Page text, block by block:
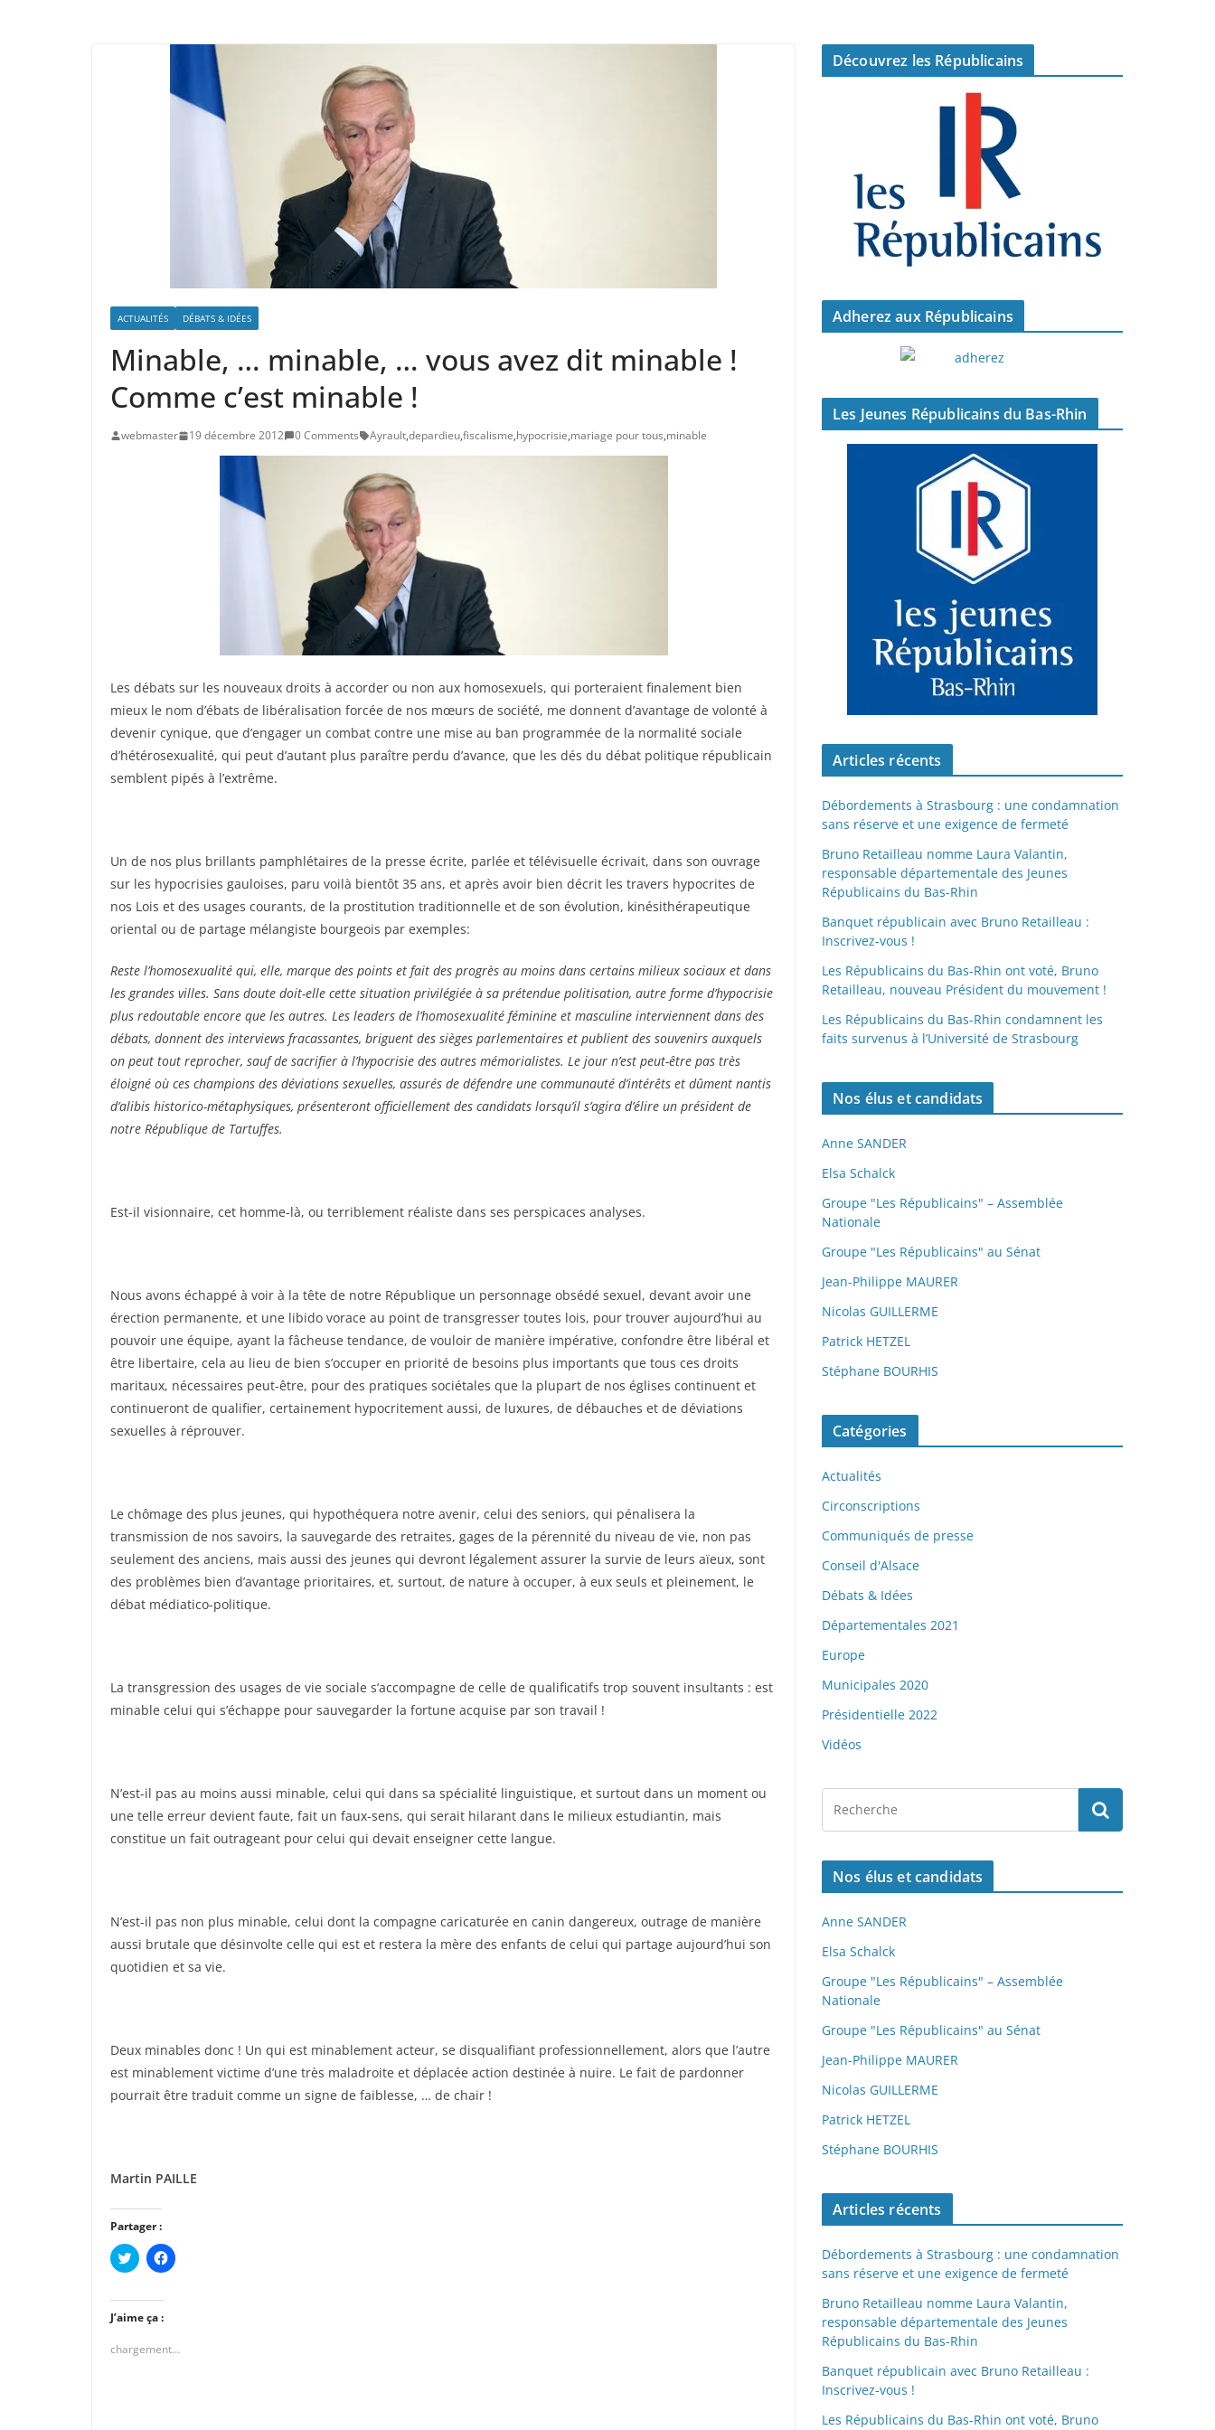
ACTUALITÉS DÉBATS & IDÉES
Minable, … minable, … vous avez dit minable !
Comme c’est minable !
webmaster 19 décembre 2012 0 Comments Ayrault,depardieu,fiscalisme,hypocrisie,mariage pour tous,minable
Les débats sur les nouveaux droits à accorder ou non aux homosexuels, qui porteraient finalement bien
mieux le nom d’ébats de libéralisation forcée de nos mœurs de société, me donnent d’avantage de volonté à
devenir cynique, que d’engager un combat contre une mise au ban programmée de la normalité sociale
d’hétérosexualité, qui peut d’autant plus paraître perdu d’avance, que les dés du débat politique républicain
semblent pipés à l’extrême.
Un de nos plus brillants pamphlétaires de la presse écrite, parlée et télévisuelle écrivait, dans son ouvrage
sur les hypocrisies gauloises, paru voilà bientôt 35 ans, et après avoir bien décrit les travers hypocrites de
nos Lois et des usages courants, de la prostitution traditionnelle et de son évolution, kinésithérapeutique
oriental ou de partage mélangiste bourgeois par exemples:
Reste l’homosexualité qui, elle, marque des points et fait des progrès au moins dans certains milieux sociaux et dans
les grandes villes. Sans doute doit-elle cette situation privilégiée à sa prétendue politisation, autre forme d’hypocrisie
plus redoutable encore que les autres. Les leaders de l’homosexualité féminine et masculine interviennent dans des
débats, donnent des interviews fracassantes, briguent des sièges parlementaires et publient des souvenirs auxquels
on peut tout reprocher, sauf de sacrifier à l’hypocrisie des autres mémorialistes. Le jour n’est peut-être pas très
éloigné où ces champions des déviations sexuelles, assurés de défendre une communauté d’intérêts et dûment nantis
d’alibis historico-métaphysiques, présenteront officiellement des candidats lorsqu’il s’agira d’élire un président de
notre République de Tartuffes.
Est-il visionnaire, cet homme-là, ou terriblement réaliste dans ses perspicaces analyses.
Nous avons échappé à voir à la tête de notre République un personnage obsédé sexuel, devant avoir une
érection permanente, et une libido vorace au point de transgresser toutes lois, pour trouver aujourd’hui au
pouvoir une équipe, ayant la fâcheuse tendance, de vouloir de manière impérative, confondre être libéral et
être libertaire, cela au lieu de bien s’occuper en priorité de besoins plus importants que tous ces droits
maritaux, nécessaires peut-être, pour des pratiques sociétales que la plupart de nos églises continuent et
continueront de qualifier, certainement hypocritement aussi, de luxures, de débauches et de déviations
sexuelles à réprouver.
Le chômage des plus jeunes, qui hypothéquera notre avenir, celui des seniors, qui pénalisera la
transmission de nos savoirs, la sauvegarde des retraites, gages de la pérennité du niveau de vie, non pas
seulement des anciens, mais aussi des jeunes qui devront légalement assurer la survie de leurs aïeux, sont
des problèmes bien d’avantage prioritaires, et, surtout, de nature à occuper, à eux seuls et pleinement, le
débat médiatico-politique.
La transgression des usages de vie sociale s’accompagne de celle de qualificatifs trop souvent insultants : est
minable celui qui s’échappe pour sauvegarder la fortune acquise par son travail !
N’est-il pas au moins aussi minable, celui qui dans sa spécialité linguistique, et surtout dans un moment ou
une telle erreur devient faute, fait un faux-sens, qui serait hilarant dans le milieux estudiantin, mais
constitue un fait outrageant pour celui qui devait enseigner cette langue.
N’est-il pas non plus minable, celui dont la compagne caricaturée en canin dangereux, outrage de manière
aussi brutale que désinvolte celle qui est et restera la mère des enfants de celui qui partage aujourd’hui son
quotidien et sa vie.
Deux minables donc ! Un qui est minablement acteur, se disqualifiant professionnellement, alors que l’autre
est minablement victime d’une très maladroite et déplacée action destinée à nuire. Le fait de pardonner
pourrait être traduit comme un signe de faiblesse, … de chair !
Martin PAILLE
Partager :
C
l
u
e
z
o
u
C
l
o
J’aime ça :
chargement…
Découvrez les Républicains
Adherez aux Républicains
Les Jeunes Républicains du Bas-Rhin
Articles récents
Débordements à Strasbourg : une condamnation
sans réserve et une exigence de fermeté
Bruno Retailleau nomme Laura Valantin,
responsable départementale des Jeunes
Républicains du Bas-Rhin
Banquet républicain avec Bruno Retailleau :
Inscrivez-vous !
Les Républicains du Bas-Rhin ont voté, Bruno
Retailleau, nouveau Président du mouvement !
Les Républicains du Bas-Rhin condamnent les
faits survenus à l’Université de Strasbourg
Nos élus et candidats
Anne SANDER
Elsa Schalck
Groupe "Les Républicains" – Assemblée
Nationale
Groupe "Les Républicains" au Sénat
Jean-Philippe MAURER
Nicolas GUILLERME
Patrick HETZEL
Stéphane BOURHIS
Catégories
Actualités
Circonscriptions
Communiqués de presse
Conseil d'Alsace
Débats & Idées
Départementales 2021
Europe
Municipales 2020
Présidentielle 2022
Vidéos
Nos élus et candidats
Anne SANDER
Elsa Schalck
Groupe "Les Républicains" – Assemblée
Nationale
Groupe "Les Républicains" au Sénat
Jean-Philippe MAURER
Nicolas GUILLERME
Patrick HETZEL
Stéphane BOURHIS
Articles récents
Débordements à Strasbourg : une condamnation
sans réserve et une exigence de fermeté
Bruno Retailleau nomme Laura Valantin,
responsable départementale des Jeunes
Républicains du Bas-Rhin
Banquet républicain avec Bruno Retailleau :
Inscrivez-vous !
Les Républicains du Bas-Rhin ont voté, Bruno